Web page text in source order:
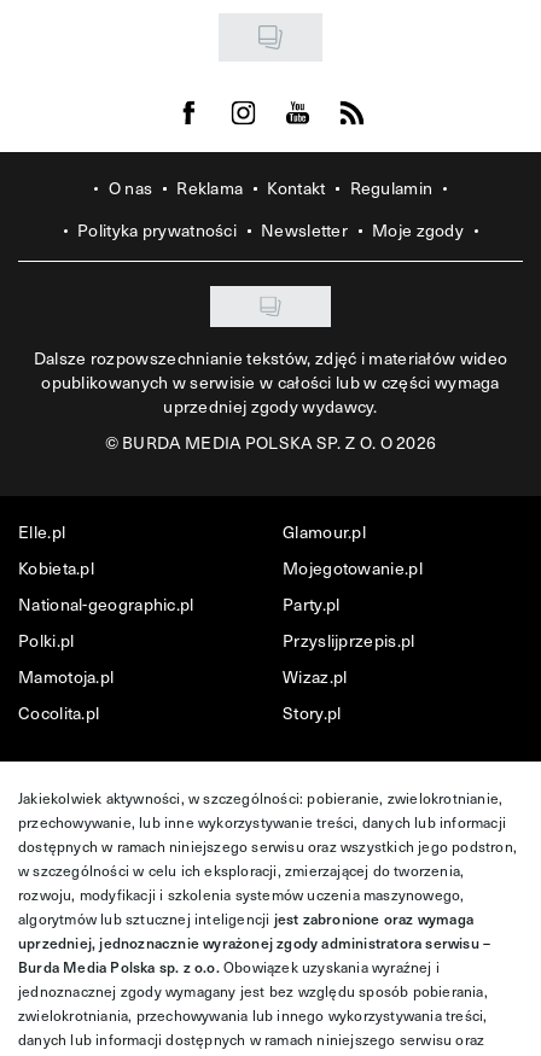
Visit us on Facebook
Visit us on Instagram
Visit us on Youtube
Visit us on Rss
O nas Reklama Kontakt
Regulamin
Polityka prywatności
Newsletter Moje zgody
Dalsze rozpowszechnianie tekstów, zdjęć i materiałów wideo
opublikowanych w serwisie w całości lub w części wymaga
uprzedniej zgody wydawcy.
©BURDA MEDIA POLSKA SP. Z O. O 2026
Elle.pl
Glamour.pl
Kobieta.pl
Mojegotowanie.pl
National-geographic.pl
Party.pl
Polki.pl
Przyslijprzepis.pl
Mamotoja.pl
Wizaz.pl
Cocolita.pl
Story.pl
Jakiekolwiek aktywności, w szczególności: pobieranie, zwielokrotnianie,
przechowywanie, lub inne wykorzystywanie treści, danych lub informacji
dostępnych w ramach niniejszego serwisu oraz wszystkich jego podstron,
w szczególności w celu ich eksploracji, zmierzającej do tworzenia,
rozwoju, modyfikacji i szkolenia systemów uczenia maszynowego,
algorytmów lub sztucznej inteligencji jest zabronione oraz wymaga
uprzedniej, jednoznacznie wyrażonej zgody administratora serwisu –
Burda Media Polska sp. z o.o.Obowiązek uzyskania wyraźnej i
jednoznacznej zgody wymagany jest bez względu sposób pobierania,
zwielokrotniania, przechowywania lub innego wykorzystywania treści,
danych lub informacji dostępnych w ramach niniejszego serwisu oraz